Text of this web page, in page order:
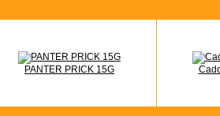
PANTER PRICK 15G